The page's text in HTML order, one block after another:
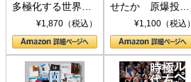
多極化する世界：
トランプとBRICS
の挑戦
¥1,870（税込）
せたか 原爆投
下、ソ連参戦、そ
して聖断 (PHP新
書)
¥1,100（税込）